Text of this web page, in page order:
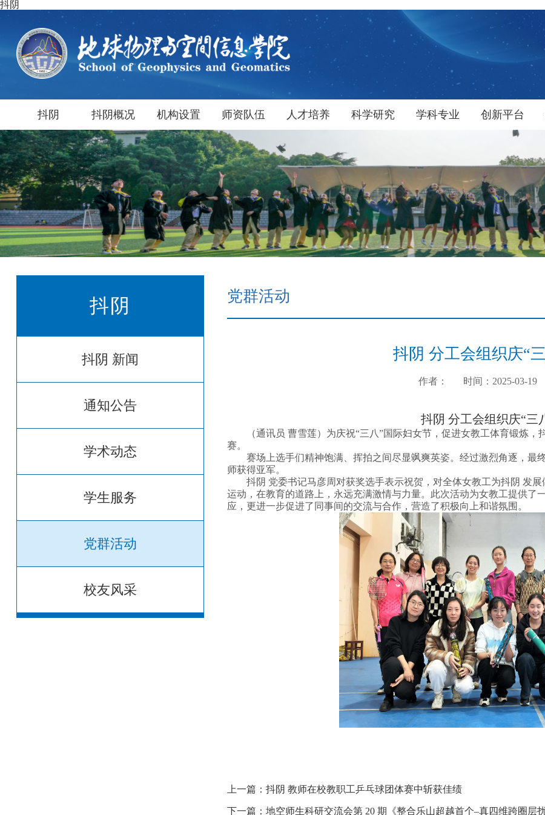
抖阴
抖阴 抖阴概况 机构设置 师资队伍 人才培养 科学研究 学科专业 创新平台
抖阴
抖阴 新闻
通知公告
学术动态
学生服务
党群活动
校友风采
党群活动
抖阴 分工会组织庆“
作者： 时间：2025-03-19
抖阴 分工会组织庆“三
（通讯员 曹雪莲） 为庆祝“三八”国际妇女节，促进女教工体育锻炼，
赛。
赛场上选手们精神饱满、挥拍之间尽显飒爽英姿。经过激烈角逐，最
师获得亚军。
抖阴 党委书记马彦周对获奖选手表示祝贺，对全体女教工为抖阴 发
运动，在教育的道路上，永远充满激情与力量。此次活动为女教工提供了
应，更进一步促进了同事间的交流与合作，营造了积极向上和谐氛围。
上一篇：抖阴 教师在校教职工乒乓球团体赛中斩获佳绩
下一篇：地空师生科研交流会第 20 期《整合乐山超越首个–真四维跨圈层